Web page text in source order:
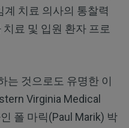
계 치료 의사의 통찰력
료 및 입원 환자 프로
는 것으로도 유명한 이
Virginia Medical
폴 마릭(Paul Marik) 박